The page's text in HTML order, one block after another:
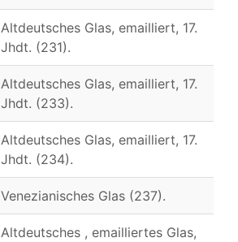
Altdeutsches Glas, emailliert, 17.
Jhdt. (231).
Altdeutsches Glas, emailliert, 17.
Jhdt. (233).
Altdeutsches Glas, emailliert, 17.
Jhdt. (234).
Venezianisches Glas (237).
Altdeutsches , emailliertes Glas,